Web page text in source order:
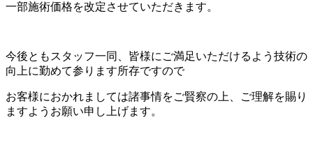
一部施術価格を改定させていただきます。
今後ともスタッフ一同、皆様にご満足いただけるよう技術の
向上に勤めて参ります所存ですので
お客様におかれましては諸事情をご賢察の上、ご理解を賜り
ますようお願い申し上げます。